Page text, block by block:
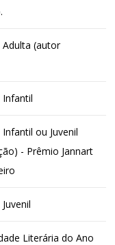
(autor
Infantil
ou Juvenil
- Prêmio Jannart
Literária do Ano